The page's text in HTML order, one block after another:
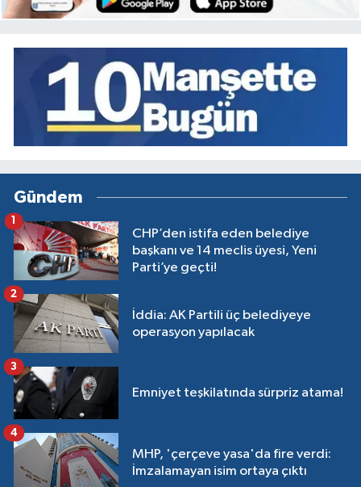
Gündem
CHP’den istifa eden belediye
başkanı ve 14 meclis üyesi, Yeni
Parti’ye geçti!
İddia: AK Partili üç belediyeye
operasyon yapılacak
2
Emniyet teşkilatında sürpriz atama!
3
MHP, 'çerçeve yasa'da fire verdi:
İmzalamayan isim ortaya çıktı
4